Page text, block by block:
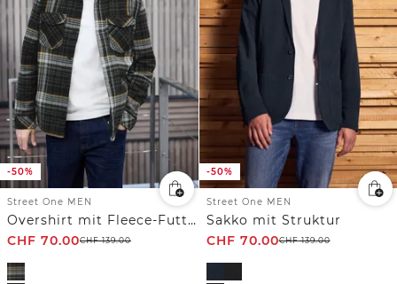
-50%
Street One MEN
Overshirt mit Fleece-Futter
CHF 70.00CHF139.00
-50%
Street One MEN
Sakko mit Struktur
CHF 70.00CHF139.00